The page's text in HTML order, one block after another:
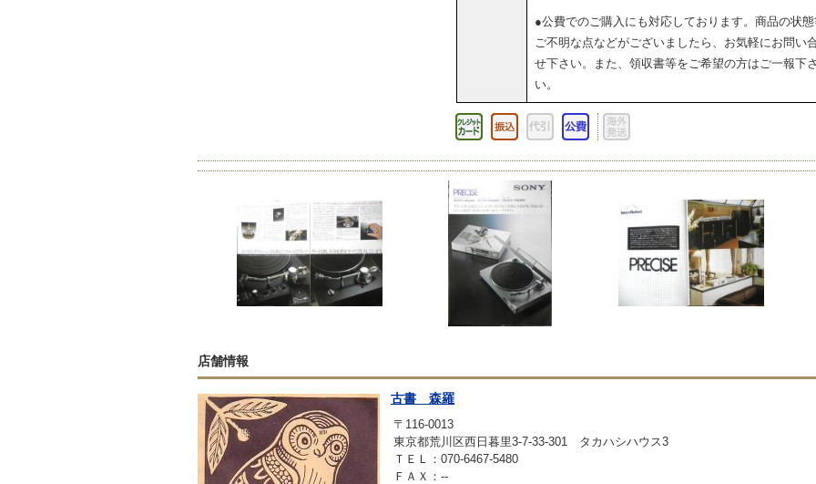
●公費でのご購入にも対応しております。商品の状
ご不明な点などがございましたら、お気軽にお問い
せ下さい。また、領収書等をご希望の方はご一報下
い。
店舗情報
古書 森羅
〒116-0013
東京都荒川区西日暮里3-7-33-301 タカハシハウス3
ＴＥＬ：070-6467-5480
ＦＡＸ：--